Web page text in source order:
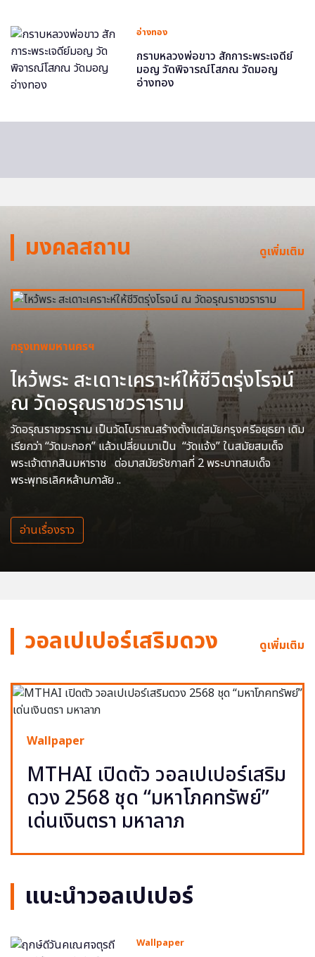
อ่างทอง
กราบหลวงพ่อขาว สักการะพระเจดีย์
มอญ วัดพิจารณ์โสภณ วัดมอญ
อ่างทอง
มงคลสถาน ดูเพิ่มเติม
กรุงเทพมหานครฯ
ไหว้พระ สะเดาะเคราะห์ให้ชีวิตรุ่งโรจน์
ณ วัดอรุณราชวราราม
วัดอรุณราชวราราม เป็นวัดโบราณสร้างตั้งแต่สมัยกรุงศรีอยุธยา เดิม
เรียกว่า “วัดมะกอก” แล้วเปลี่ยนมาเป็น “วัดแจ้ง” ในสมัยสมเด็จ
พระเจ้าตากสินมหาราช ต่อมาสมัยรัชกาลที่ 2 พระบาทสมเด็จ
พระพุทธเลิศหล้านภาลัย ..
อ่านเรื่องราว
วอลเปเปอร์เสริมดวง ดูเพิ่มเติม
Wallpaper
MTHAI เปิดตัว วอลเปเปอร์เสริม
ดวง 2568 ชุด “มหาโภคทรัพย์”
เด่นเงินตรา มหาลาภ
แนะนำวอลเปเปอร์
Wallpaper